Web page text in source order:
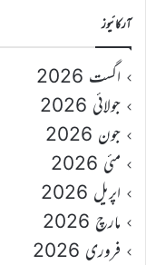
آرکائیوز
اگست 2026
جولائی 2026
جون 2026
مئی 2026
اپریل 2026
مارچ 2026
فروری 2026